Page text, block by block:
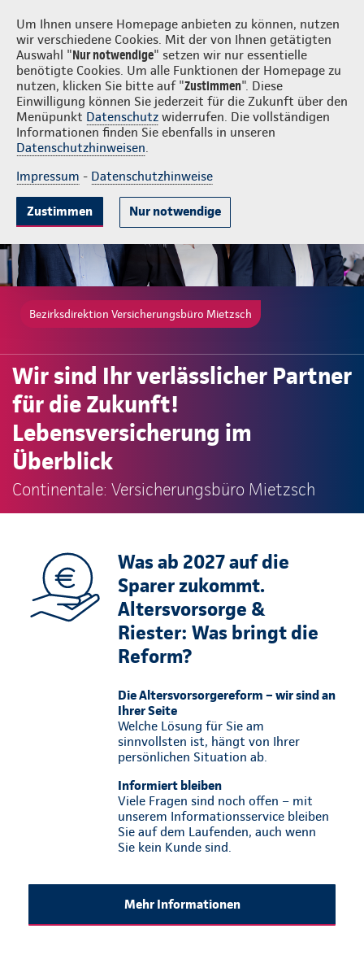
Um Ihnen unsere Homepage anbieten zu können, nutzen
wir verschiedene Cookies. Mit der von Ihnen getätigten
Auswahl "Nur notwendige" setzen wir nur essentielle
benötigte Cookies. Um alle Funktionen der Homepage zu
nutzen, klicken Sie bitte auf "Zustimmen". Diese
Einwilligung können Sie jederzeit für die Zukunft über den
Menüpunkt Datenschutz widerrufen. Die vollständigen
Informationen finden Sie ebenfalls in unseren
Datenschutzhinweisen.
Impressum - Datenschutzhinweise
Zustimmen Nur notwendige
Versicherungsbüro Mietzsch Login
Beliebte Produkte Weitere Angebote Beratung & Angebot
Bezirksdirektion Versicherungsbüro Mietzsch
Wir sind Ihr verlässlicher Partner
für die Zukunft!
Lebensversicherung im
Überblick
Continentale: Versicherungsbüro Mietzsch
Was ab 2027 auf die
Sparer zukommt.
Altersvorsorge &
Riester: Was bringt die
Reform?
Die Altersvorsorgereform – wir sind an
Ihrer Seite
Welche Lösung für Sie am
sinnvollsten ist, hängt von Ihrer
persönlichen Situation ab.
Informiert bleiben
Viele Fragen sind noch offen – mit
unserem Informationsservice bleiben
Sie auf dem Laufenden, auch wenn
Sie kein Kunde sind.
Mehr Informationen